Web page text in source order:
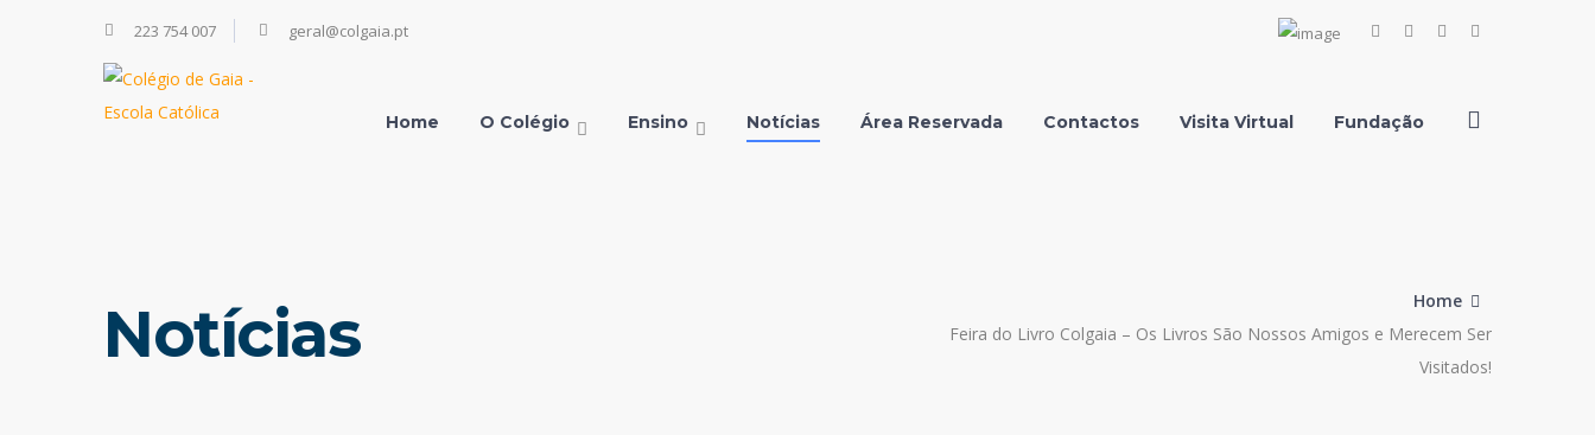
223 754 007 geral@colgaia.pt
FacebookInstagramYoutube
Home O Colégio Ensino Notícias Área Reservada Contactos Visita Virtual Fundação
Notícias
Home
Feira do Livro Colgaia – Os Livros São Nossos Amigos e Merecem Ser
Visitados!